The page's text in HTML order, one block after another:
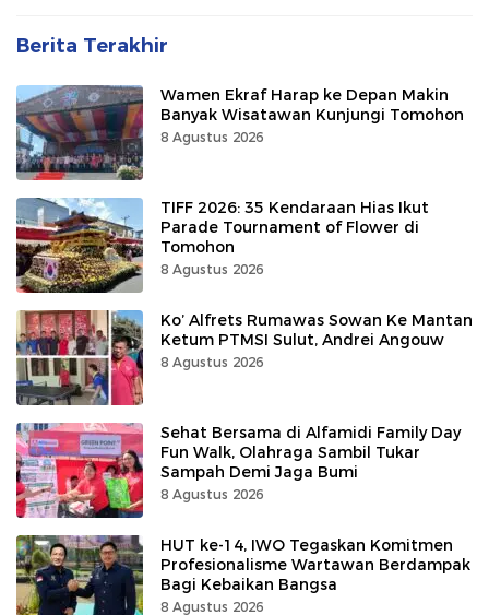
Berita Terakhir
Wamen Ekraf Harap ke Depan Makin
Banyak Wisatawan Kunjungi Tomohon
8 Agustus 2026
TIFF 2026: 35 Kendaraan Hias Ikut
Parade Tournament of Flower di
Tomohon
8 Agustus 2026
Ko’ Alfrets Rumawas Sowan Ke Mantan
Ketum PTMSI Sulut, Andrei Angouw
8 Agustus 2026
Sehat Bersama di Alfamidi Family Day
Fun Walk, Olahraga Sambil Tukar
Sampah Demi Jaga Bumi
8 Agustus 2026
HUT ke-14, IWO Tegaskan Komitmen
Profesionalisme Wartawan Berdampak
Bagi Kebaikan Bangsa
8 Agustus 2026